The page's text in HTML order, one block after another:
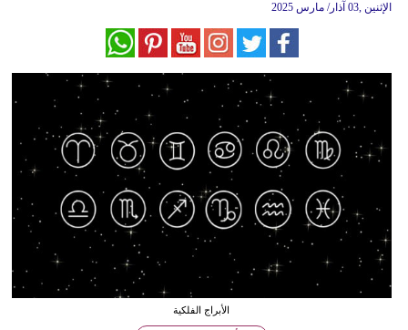
ديكور
أخبار
إعلام
تعليم
الإثنين ,03 آذار/ مارس 2025
الأبراج الفلكية